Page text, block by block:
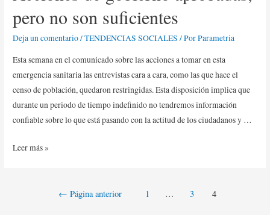
pero no son suficientes
Deja un comentario/TENDENCIAS SOCIALES / PorParametria
Esta semana en el comunicado sobre las acciones a tomar en esta
emergencia sanitaria las entrevistas cara a cara, como las que hace el
censo de población, quedaron restringidas. Esta disposición implica que
durante un periodo de tiempo indefinido no tendremos información
confiable sobre lo que está pasando con la actitud de los ciudadanos y …
Leer más »
← Página anterior 1 … 3 4